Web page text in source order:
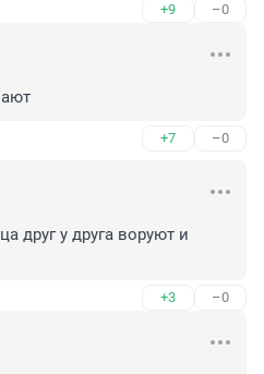
+9 –0
+7 –0
друг у друга воруют и
+3 –0